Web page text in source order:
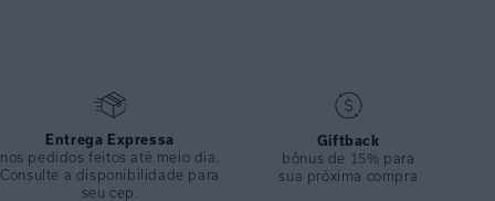
Entrega Expressa
nos pedidos feitos até meio dia.
Consulte a disponibilidade para
seu cep.
Giftback
bônus de 15% para
sua próxima compra